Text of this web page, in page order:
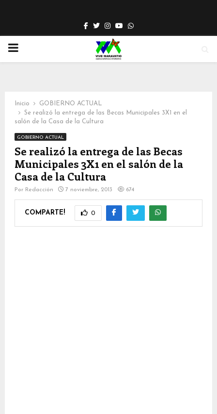
Facebook
TwitterInstagram
YoutubeWhatsapp
PRIMARY
Inicio
GOBIERNO ACTUAL
Se realizó la entrega de las Becas Municipales 3X1 en el
salón de la Casa de la Cultura
GOBIERNO ACTUAL
Se realizó la entrega de las Becas
Municipales 3X1 en el salón de la
Casa de la Cultura
Por Redacción 7 noviembre, 2013 674
COMPARTE! 0